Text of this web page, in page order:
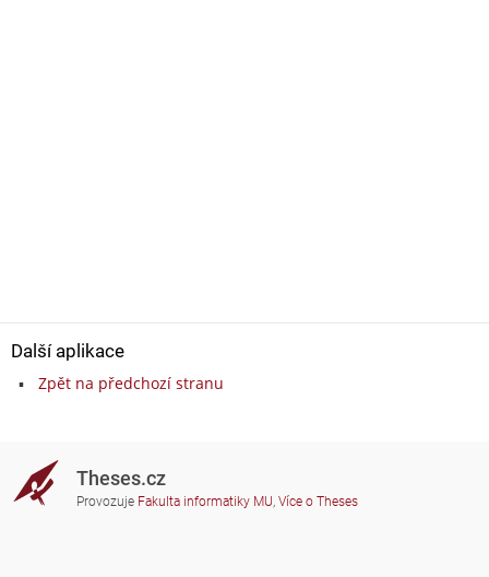
Další aplikace
Zpět na předchozí stranu
Theses.cz
Provozuje Fakulta informatiky MU, Více o Theses